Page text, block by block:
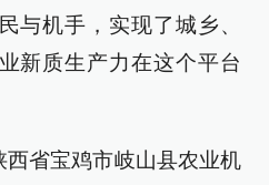
与机手，实现了城乡、
新质生产力在这个平台
西省宝鸡市岐山县农业机